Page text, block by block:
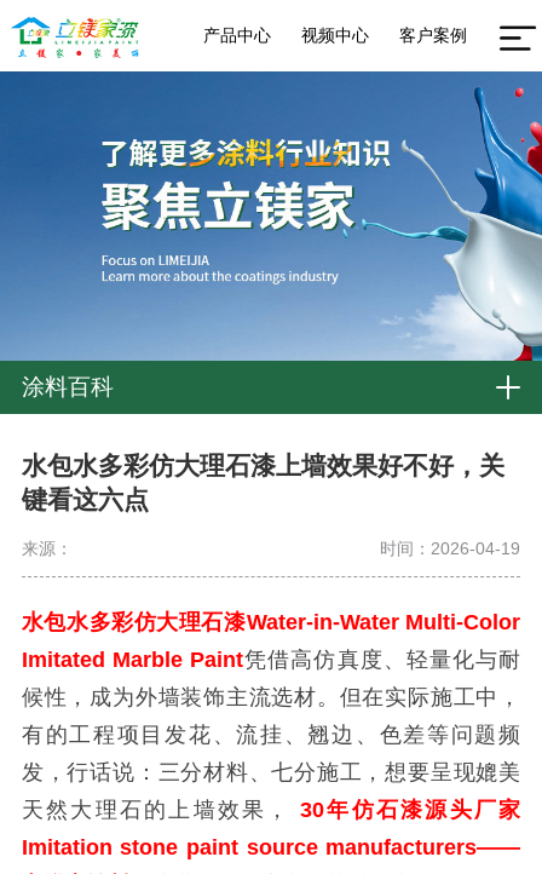
产品中心 视频中心 客户案例
涂料百科
水包水多彩仿大理石漆上墙效果好不好，关
键看这六点
来源： 时间：2026-04-19
水包水多彩仿大理石漆Water-in-Water Multi-Color
Imitated Marble Paint凭借高仿真度、轻量化与耐
候性，成为外墙装饰主流选材。但在实际施工中，
有的工程项目发花、流挂、翘边、色差等问题频
发，行话说：三分材料、七分施工，想要呈现媲美
天然大理石的上墙效果，30年仿石漆源头厂家
Imitation stone paint source manufacturers——